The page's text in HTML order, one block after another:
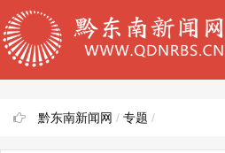
黔东南新闻网 / 专题 /